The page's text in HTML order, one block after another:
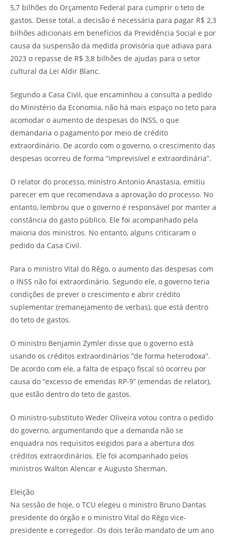
5,7 bilhões do Orçamento Federal para cumprir o teto de
gastos. Desse total, a decisão é necessária para pagar R$ 2,3
bilhões adicionais em benefícios da Previdência Social e por
causa da suspensão da medida provisória que adiava para
2023 o repasse de R$ 3,8 bilhões de ajudas para o setor
cultural da Lei Aldir Blanc.
Segundo a Casa Civil, que encaminhou a consulta a pedido
do Ministério da Economia, não há mais espaço no teto para
acomodar o aumento de despesas do INSS, o que
demandaria o pagamento por meio de crédito
extraordinário. De acordo com o governo, o crescimento das
despesas ocorreu de forma “imprevisível e extraordinária”.
O relator do processo, ministro Antonio Anastasia, emitiu
parecer em que recomendava a aprovação do processo. No
entanto, lembrou que o governo é responsável por manter a
constância do gasto público. Ele foi acompanhado pela
maioria dos ministros. No entanto, alguns criticaram o
pedido da Casa Civil.
Para o ministro Vital do Rêgo, o aumento das despesas com
o INSS não foi extraordinário. Segundo ele, o governo teria
condições de prever o crescimento e abrir crédito
suplementar (remanejamento de verbas), que está dentro
do teto de gastos.
O ministro Benjamin Zymler disse que o governo está
usando os créditos extraordinários “de forma heterodoxa”.
De acordo com ele, a falta de espaço fiscal só ocorreu por
causa do “excesso de emendas RP-9” (emendas de relator),
que estão dentro do teto de gastos.
O ministro-substituto Weder Oliveira votou contra o pedido
do governo, argumentando que a demanda não se
enquadra nos requisitos exigidos para a abertura dos
créditos extraordinários. Ele foi acompanhado pelos
ministros Walton Alencar e Augusto Sherman.
Eleição
Na sessão de hoje, o TCU elegeu o ministro Bruno Dantas
presidente do órgão e o ministro Vital do Rêgo vice-
presidente e corregedor. Os dois terão mandato de um ano